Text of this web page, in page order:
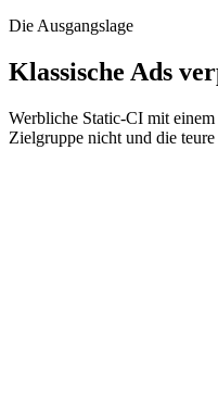
Die Ausgangslage
Klassische Ads
Werbliche Static-CI mit
Zielgruppe nicht und die